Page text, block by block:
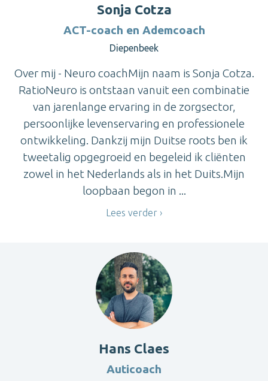
Sonja Cotza
ACT-coach en Ademcoach
Diepenbeek
Over mij - Neuro coachMijn naam is Sonja Cotza.
RatioNeuro is ontstaan vanuit een combinatie
van jarenlange ervaring in de zorgsector,
persoonlijke levenservaring en professionele
ontwikkeling. Dankzij mijn Duitse roots ben ik
tweetalig opgegroeid en begeleid ik cliënten
zowel in het Nederlands als in het Duits.Mijn
loopbaan begon in ...
Lees verder
Hans Claes
Auticoach